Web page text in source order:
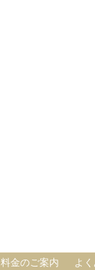
料金のご案内 よ